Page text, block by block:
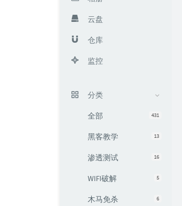
云盘
仓库
监控
分类
431
全部
13
黑客教学
16
渗透测试
5
WIFI破解
6
木马免杀